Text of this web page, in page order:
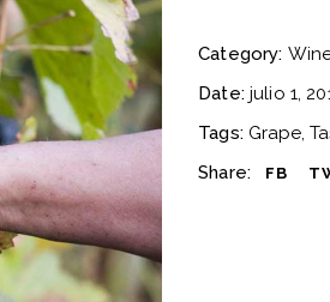
Category:
Date: julio 1,
Tags: Grape
Share:
FB